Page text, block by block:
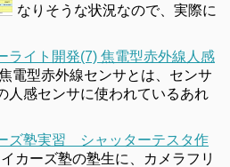
なりそうな状況なので、実際に
ライト開発(7) 焦電型赤外線人感
電型赤外線センサとは、センサ
人感センサに使われているあれ
ズ塾実習 シャッターテスタ作
イカーズ塾の塾生に、カメラフリ